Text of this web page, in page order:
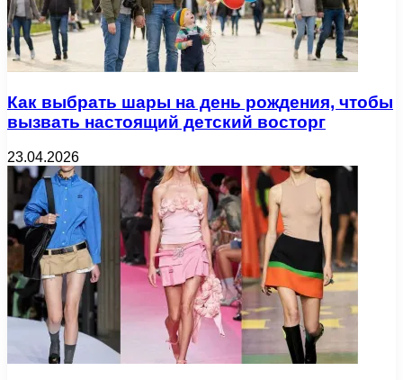
Как выбрать шары на день рождения, чтобы
вызвать настоящий детский восторг
23.04.2026